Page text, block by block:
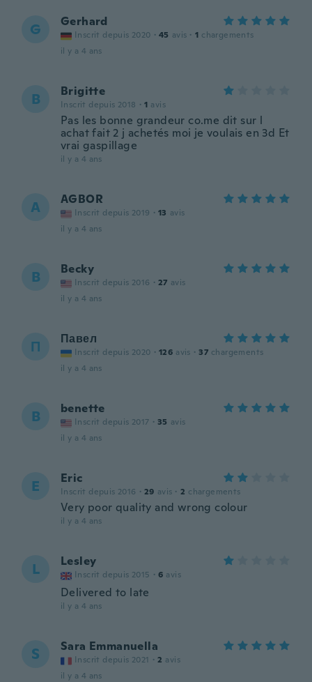
G Gerhard
Inscrit depuis 2020 · 45 avis · 1 chargements
il y a 4 ans
B Brigitte
Inscrit depuis 2018 · 1 avis
Pas les bonne grandeur co.me dit sur l
achat fait 2 j achetés moi je voulais en 3d Et
vrai gaspillage
il y a 4 ans
A AGBOR
Inscrit depuis 2019 · 13 avis
il y a 4 ans
B Becky
Inscrit depuis 2016 · 27 avis
il y a 4 ans
П Павел
Inscrit depuis 2020 · 126 avis · 37 chargements
il y a 4 ans
B benette
Inscrit depuis 2017 · 35 avis
il y a 4 ans
E Eric
Inscrit depuis 2016 · 29 avis · 2 chargements
Very poor quality and wrong colour
il y a 4 ans
L Lesley
Inscrit depuis 2015 · 6 avis
Delivered to late
il y a 4 ans
S Sara Emmanuella
Inscrit depuis 2021 · 2 avis
il y a 4 ans